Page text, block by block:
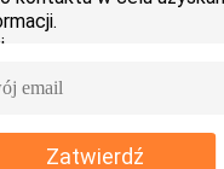
Zatwierdź